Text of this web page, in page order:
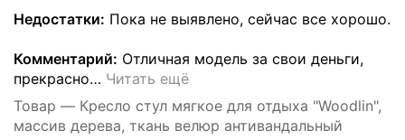
Недостатки: Пока не выявлено, сейчас все хорошо.
Комментарий: Отличная модель за свои деньги,
прекрасно… Читать ещё
Товар — Кресло стул мягкое для отдыха "Woodlin",
массив дерева, ткань велюр антивандальный